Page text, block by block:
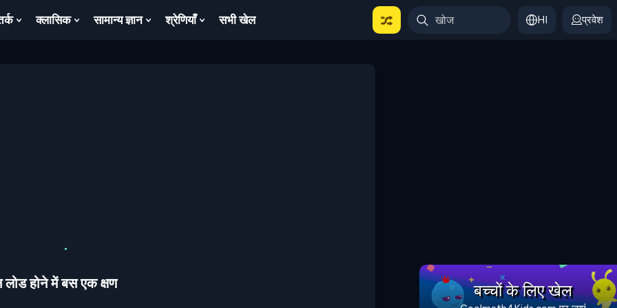
Show
क्लासिक
Show
सामान्य ज्ञान
Show
श्रेणियाँ
Show
सभी खेल HI प्रवेश
लोड होने में बस एक क्षण बच्चों के लिए खेल